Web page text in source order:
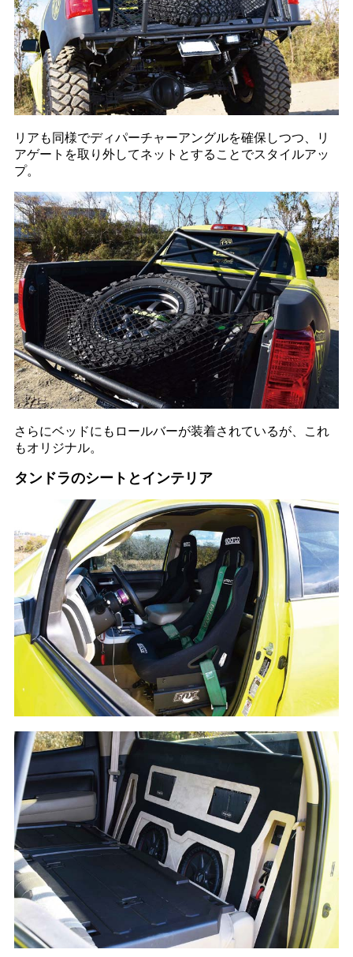
リアも同様でディパーチャーアングルを確保しつつ、リ
アゲートを取り外してネットとすることでスタイルアッ
プ。
さらにベッドにもロールバーが装着されているが、これ
もオリジナル。
タンドラのシート とインテリア